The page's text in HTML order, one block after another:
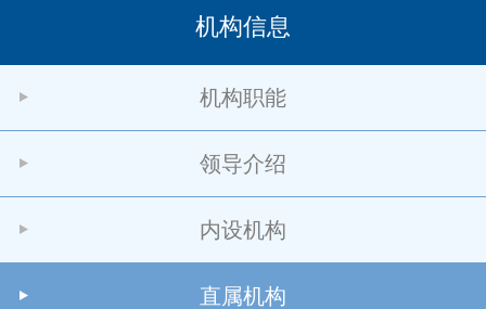
机构信息
机构职能
领导介绍
内设机构
直属机构